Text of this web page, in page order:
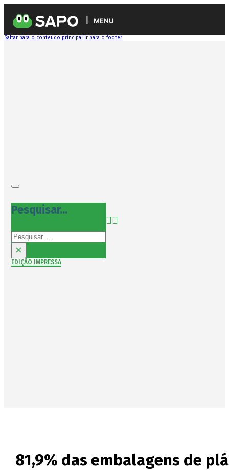
MENU
Saltar para o conteúdo principal Ir para o footer
Pesquisar...
Pesquisar
×
EDIÇÃO IMPRESSA
81,9% das embalagens de